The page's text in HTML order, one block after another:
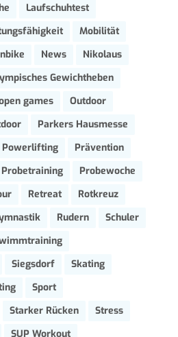
Laufschuhtest
Mobilität
News
Nikolaus
Gewichtheben
games
Outdoor
Parkers Hausmesse
Powerlifting
Prävention
Probetraining
Probewoche
Retreat
Rotkreuz
Rudern
Schuler
Siegsdorf
Skating
Sport
Starker Rücken
Stress
SUP Workout